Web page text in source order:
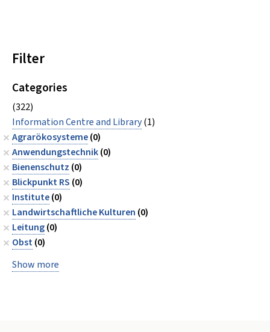
Filter
Categories
(322)
Information Centre and Library(1)
Agrarökosysteme(0)
Anwendungstechnik(0)
Bienenschutz (0)
Blickpunkt RS (0)
Institute(0)
Landwirtschaftliche Kulturen (0)
Leitung(0)
Obst(0)
Show more